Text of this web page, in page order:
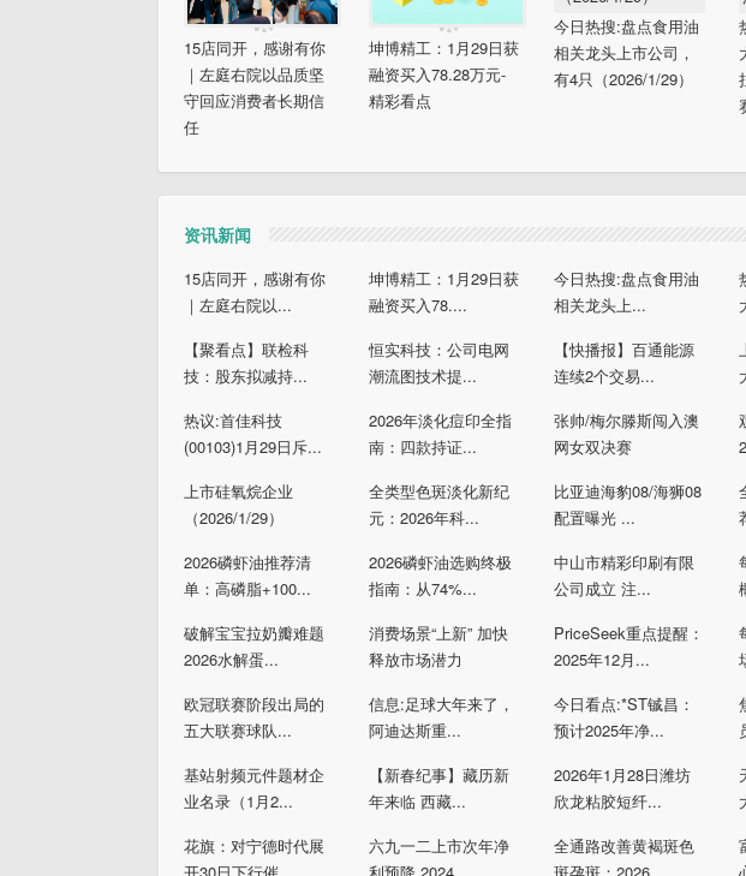
15店同开，感谢有你
｜左庭右院以品质坚
守回应消费者长期信
任
坤博精工：1月29日获
融资买入78.28万元-
精彩看点
今日热搜:盘点食用油
相关龙头上市公司，
有4只（2026/1/29）
资讯新闻
15店同开，感谢有你
｜左庭右院以...
坤博精工：1月29日获
融资买入78....
今日热搜:盘点食用油
相关龙头上...
【聚看点】联检科
技：股东拟减持...
恒实科技：公司电网
潮流图技术提...
【快播报】百通能源
连续2个交易...
热议:首佳科技
(00103)1月29日斥...
2026年淡化痘印全指
南：四款持证...
张帅/梅尔滕斯闯入澳
网女双决赛
上市硅氧烷企业
（2026/1/29）
全类型色斑淡化新纪
元：2026年科...
比亚迪海豹08/海狮08
配置曝光 ...
2026磷虾油推荐清
单：高磷脂+100...
2026磷虾油选购终极
指南：从74%...
中山市精彩印刷有限
公司成立 注...
破解宝宝拉奶瓣难题
2026水解蛋...
消费场景“上新” 加快
释放市场潜力
PriceSeek重点提醒：
2025年12月...
欧冠联赛阶段出局的
五大联赛球队...
信息:足球大年来了，
阿迪达斯重...
今日看点:*ST铖昌：
预计2025年净...
基站射频元件题材企
业名录（1月2...
【新春纪事】藏历新
年来临 西藏...
2026年1月28日潍坊
欣龙粘胶短纤...
花旗：对宁德时代展
六九一二上市次年净
全通路改善黄褐斑色